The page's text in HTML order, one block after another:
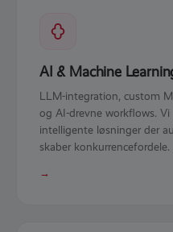
AI & Machine
LLM-integration, custom
og AI-drevne workflows.
intelligente løsninger der
skaber konkurrencefordele.
→